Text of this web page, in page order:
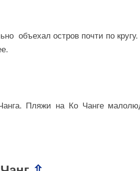
объехал остров почти по
Пляжи на Ко Чанге